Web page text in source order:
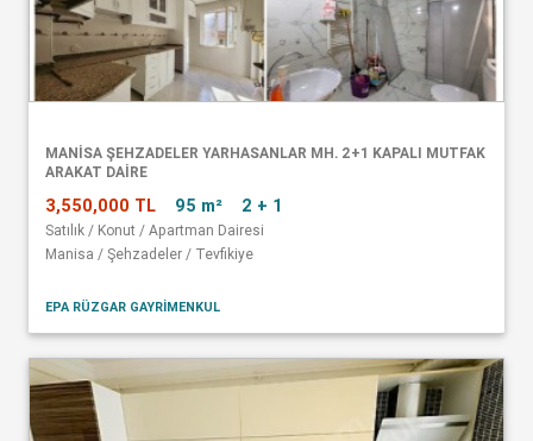
MANISA ŞEHZADELER YARHASANLAR MH. 2+1 KAPALI MUTFAK
ARAKAT DAIRE
3,550,000 TL 95 m² 2 + 1
Satılık / Konut / Apartman Dairesi
Manisa / Şehzadeler / Tevfikiye
EPA RÜZGAR GAYRİMENKUL